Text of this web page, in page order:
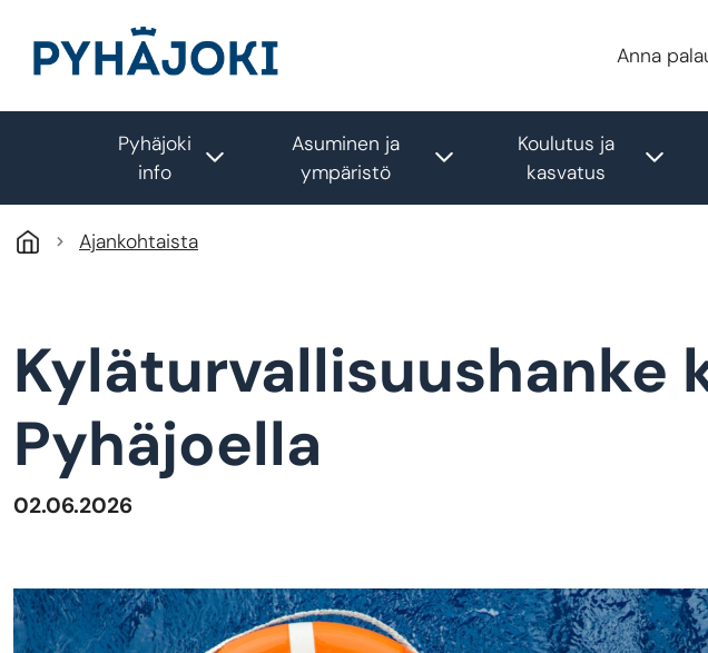
Anna
Pyhäjoki
info
Toggle submenu
Asuminen ja
ympäristö
Toggle submenu
Koulutus ja
kasvatus
Ajankohtaista
Kyläturvallisuushanke
Pyhäjoella
02.06.2026